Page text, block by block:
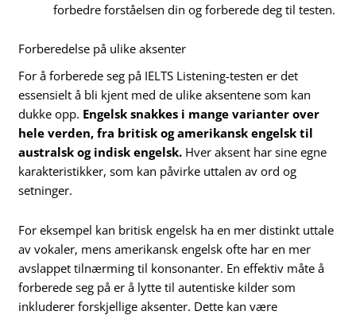
forbedre forståelsen din og forberede deg til testen.
Forberedelse på ulike aksenter
For å forberede seg på IELTS Listening-testen er det
essensielt å bli kjent med de ulike aksentene som kan
dukke opp. Engelsk snakkes i mange varianter over
hele verden, fra britisk og amerikansk engelsk til
australsk og indisk engelsk. Hver aksent har sine egne
karakteristikker, som kan påvirke uttalen av ord og
setninger.
For eksempel kan britisk engelsk ha en mer distinkt uttale
av vokaler, mens amerikansk engelsk ofte har en mer
avslappet tilnærming til konsonanter. En effektiv måte å
forberede seg på er å lytte til autentiske kilder som
inkluderer forskjellige aksenter. Dette kan være